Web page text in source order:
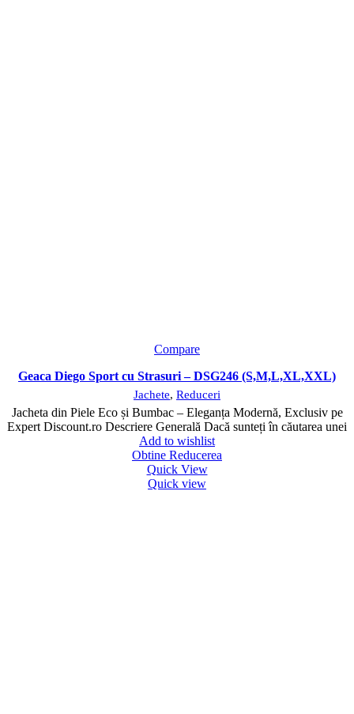
Compare
Geaca Diego Sport cu Strasuri – DSG246 (S,M,L,XL,XXL)
Jachete, Reduceri
Jacheta din Piele Eco și Bumbac – Eleganța Modernă, Exclusiv pe
Expert Discount.ro Descriere Generală Dacă sunteți în căutarea unei
Add to wishlist
Obtine Reducerea
Quick View
Quick view